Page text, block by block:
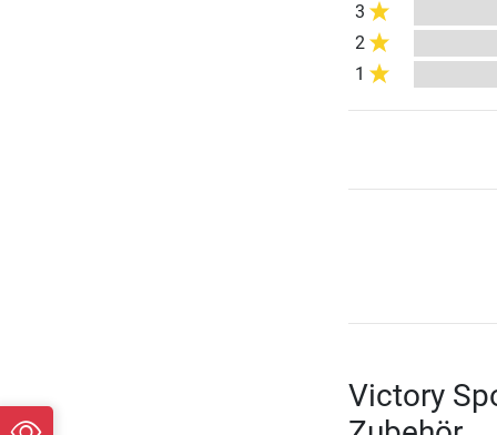
3
2
1
Victory